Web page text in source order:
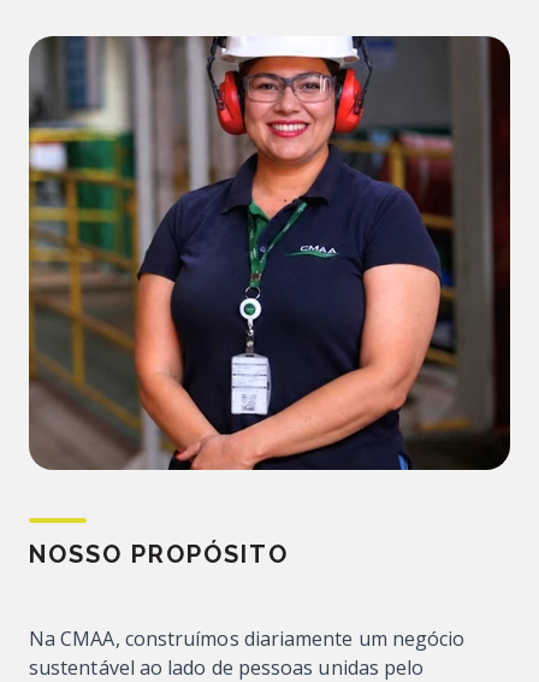
Canal de denúncia
Saúde e segurança
Código de conduta
Dúvidas frequentes
NOSSO PROPÓSITO
Na CMAA, construímos diariamente um negócio
sustentável ao lado de pessoas unidas pelo